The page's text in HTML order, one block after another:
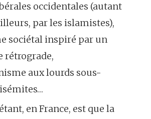
occidentales (autant
par les islamistes),
sociétal inspiré par un
rétrograde,
aux lourds sous-
en France, est que la